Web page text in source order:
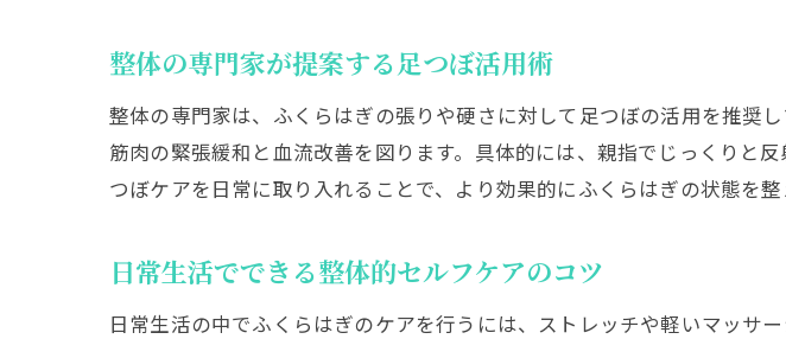
整体の専門家が提案する足つぼ活用術
整体の専門家は、ふくらはぎの張りや硬さに対して足つぼの活用を推奨
筋肉の緊張緩和と血流改善を図ります。具体的には、親指でじっくりと
つぼケアを日常に取り入れることで、より効果的にふくらはぎの状態を整
日常生活でできる整体的セルフケアのコツ
日常生活の中でふくらはぎのケアを行うには、ストレッチや軽いマッサ